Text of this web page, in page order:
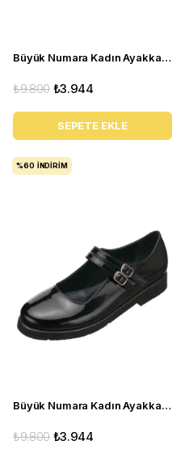
Büyük Numara Kadın Ayakkabı Babet MYG2002 siyah R
₺3.944
₺9.800
SEPETE EKLE
Büyük Numara Kadın Ayakkabı Babet MYG0403 siyah R
₺3.944
₺9.800
%60 İNDIRIM